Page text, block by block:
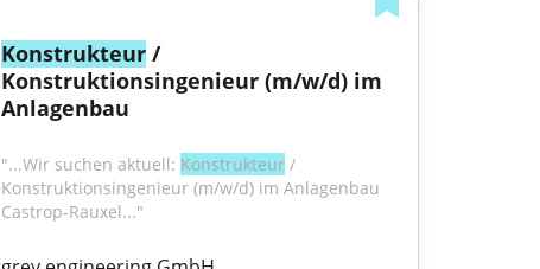
Konstrukteur /
Konstruktionsingenieur (m/w/d) im
Anlagenbau
"...Wir suchen aktuell: Konstrukteur /
Konstruktionsingenieur (m/w/d) im Anlagenbau
Castrop-Rauxel..."